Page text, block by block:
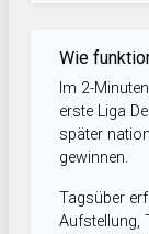
Wie
Im 2-
erste Liga
später
gewinnen.
Tagsüber
Aufstellung,